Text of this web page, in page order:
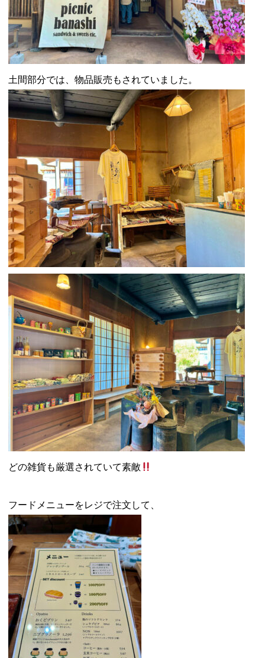
土間部分では、物品販売もされていました。
どの雑貨も厳選されていて素敵
フードメニューをレジで注文して、